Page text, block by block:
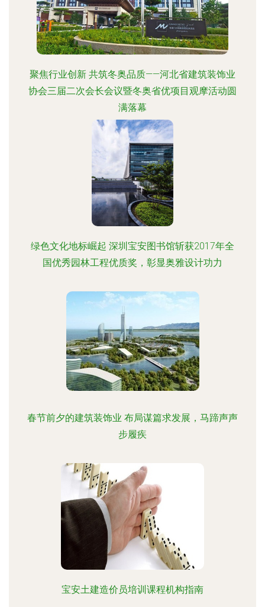
聚焦行业创新 共筑冬奥品质——河北省建筑装饰业
协会三届二次会长会议暨冬奥省优项目观摩活动圆
满落幕
绿色文化地标崛起 深圳宝安图书馆斩获2017年全
国优秀园林工程优质奖，彰显奥雅设计功力
春节前夕的建筑装饰业 布局谋篇求发展，马蹄声声
步履疾
宝安土建造价员培训课程机构指南